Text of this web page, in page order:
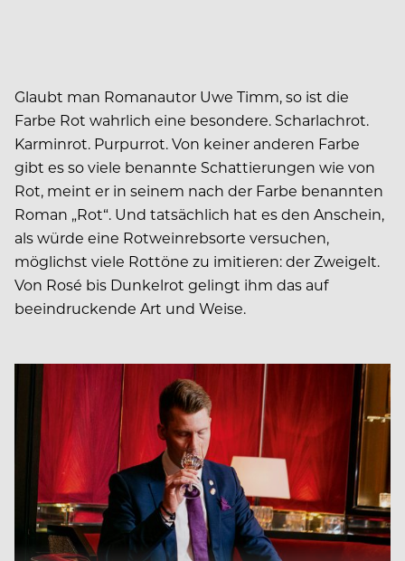
Glaubt man Romanautor Uwe Timm, so ist die
Farbe Rot wahrlich eine besondere. Scharlachrot.
Karminrot. Purpurrot. Von keiner anderen Farbe
gibt es so viele benannte Schattierungen wie von
Rot, meint er in seinem nach der Farbe benannten
Roman „Rot“. Und tatsächlich hat es den Anschein,
als würde eine Rotweinrebsorte versuchen,
möglichst viele Rottöne zu imitieren: der Zweigelt.
Von Rosé bis Dunkelrot gelingt ihm das auf
beeindruckende Art und Weise.